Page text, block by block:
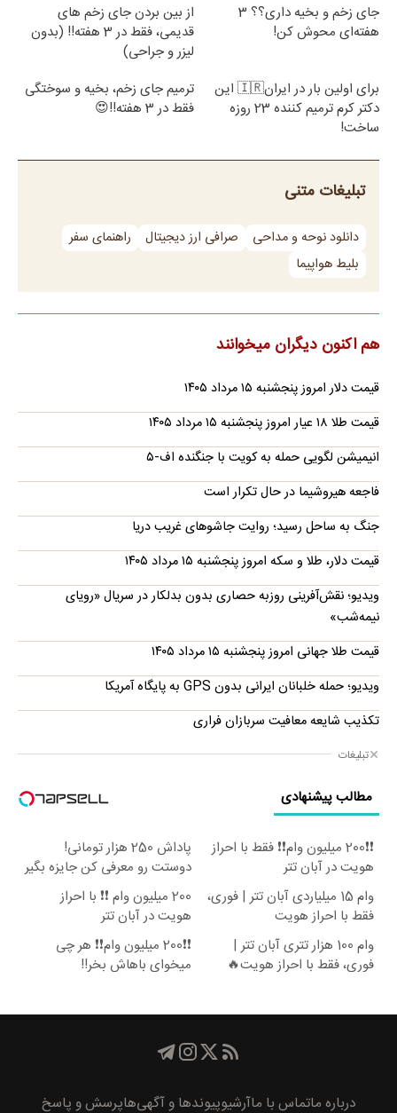
جای زخم و بخیه داری؟؟ 3
هفته‌ای محوش کن!
از بین بردن جای زخم های
قدیمی، فقط در 3 هفته!! (بدون
لیزر و جراحی)
برای اولین بار در ایران🇮🇷 این
دکتر کرم ترمیم کننده 23 روزه
ساخت!
ترمیم جای زخم، بخیه و سوختگی
فقط در 3 هفته!!😍
تبلیغات متنی
دانلود نوحه و مداحی صرافی ارز دیجیتال
راهنمای سفر
بلیط هواپیما
هم اکنون دیگران میخوانند
قیمت دلار امروز پنجشنبه ۱۵ مرداد ۱۴۰۵
قیمت طلا ۱۸ عیار امروز پنجشنبه ۱۵ مرداد ۱۴۰۵
انیمیشن لگویی حمله به کویت با جنگنده اف-۵
فاجعه هیروشیما در حال تکرار است
جنگ به ساحل رسید؛ روایت جاشوهای غریب دریا
قیمت دلار، طلا و سکه امروز پنجشنبه ۱۵ مرداد ۱۴۰۵
ویدیو؛ نقش‌آفرینی روزبه حصاری بدون بدلکار در سریال «رویای
نیمه‌شب»
قیمت طلا جهانی امروز پنجشنبه ۱۵ مرداد ۱۴۰۵
ویدیو؛ حمله خلبانان ایرانی بدون GPS به پایگاه آمریکا
تکذیب شایعه معافیت سربازان فراری
تبلیغات
مطالب پیشنهادی
❗❗200 میلیون وام❗❗ فقط با احراز
هویت در آبان تتر
پاداش 250 هزار تومانی!
دوستت رو معرفی کن جایزه بگیر
😍
وام 15 میلیاردی آبان تتر | فوری،
فقط با احراز هویت
200 میلیون وام ❗❗ با احراز
هویت در آبان تتر
وام 100 هزار تتری آبان تتر |
فوری، فقط با احراز هویت🔥
❗❗200 میلیون وام❗❗ هر چی
میخوای باهاش بخر!!
درباره ماتماس با ماآرشیوپیوند‌ها و آگهی‌هاپرسش و پاسخ